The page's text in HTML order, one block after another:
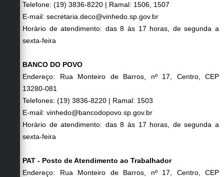
Telefone: (19) 3836-8220 | Ramal: 1506, 1507
E-mail: secretaria.deco@vinhedo.sp.gov.br
Horário de atendimento: das 8 às 17 horas, de segunda a
sexta-feira
BANCO DO POVO
Endereço: Rua Monteiro de Barros, nº 17, Centro, CEP
13280-081
Telefones: (19) 3836-8220 | Ramal: 1503
E-mail: vinhedo@bancodopovo.sp.gov.br
Horário de atendimento: das 8 às 17 horas, de segunda a
sexta-feira
PAT - Posto de Atendimento ao Trabalhador
Endereço: Rua Monteiro de Barros, nº 17, Centro, CEP